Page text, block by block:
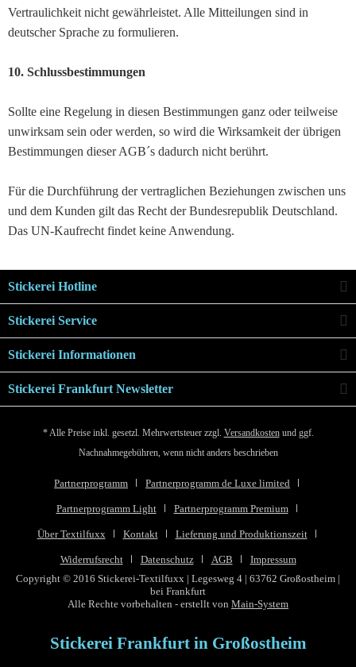
Vertraulichkeit nicht gewährleistet. Alle Mitteilungen sind in
deutscher Sprache zu formulieren.
10. Schlussbestimmungen
Sollte eine Regelung in diesen Bestimmungen ganz oder teilweise
unwirksam sein oder werden, so wird die Wirksamkeit der übrigen
Bestimmungen dieser AGB´s dadurch nicht berührt.
Für die Durchführung der vertraglichen Beziehungen zwischen uns
und dem Kunden gilt das Recht der Bundesrepublik Deutschland.
Das UN-Kaufrecht findet keine Anwendung.
Stickerei Hotline
Stickerei Service
Stickerei Informationen
Stickerei Frankfurt Newsletter
* Alle Preise inkl. gesetzl. Mehrwertsteuer zzgl. Versandkostenund ggf.
Nachnahmegebühren, wenn nicht anders beschrieben
Partnerprogramm Partnerprogramm de Luxe limited
Partnerprogramm Light Partnerprogramm Premium
Über Textilfuxx Kontakt Lieferung und Produktionszeit
Widerrufsrecht Datenschutz AGB
Impressum
Copyright © 2016 Stickerei-Textilfuxx | Legesweg 4 | 63762 Großostheim |
bei Frankfurt
Alle Rechte vorbehalten - erstellt von Main-System
Stickerei Frankfurt in Großostheim